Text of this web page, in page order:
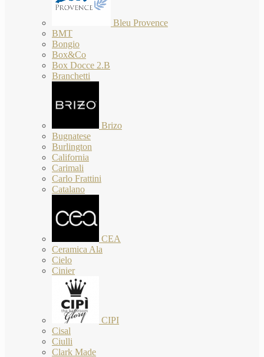
Bleu Provence
BMT
Bongio
Box&Co
Box Docce 2.B
Branchetti
Brizo
Bugnatese
Burlington
California
Carimali
Carlo Frattini
Catalano
CEA
Ceramica Ala
Cielo
Cinier
CIPI
Cisal
Ciulli
Clark Made